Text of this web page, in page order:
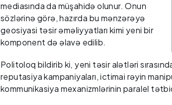
mediasında da müşahidə olunur. Onun
sözlərinə görə, hazırda bu mənzərəyə
geosiyasi təsir əməliyyatları kimi yeni bir
komponent də əlavə edilib.
Politoloq bildirib ki, yeni təsir alətləri
reputasiya kampaniyaları, ictimai rəyin
kommunikasiya mexanizmlərinin paralel